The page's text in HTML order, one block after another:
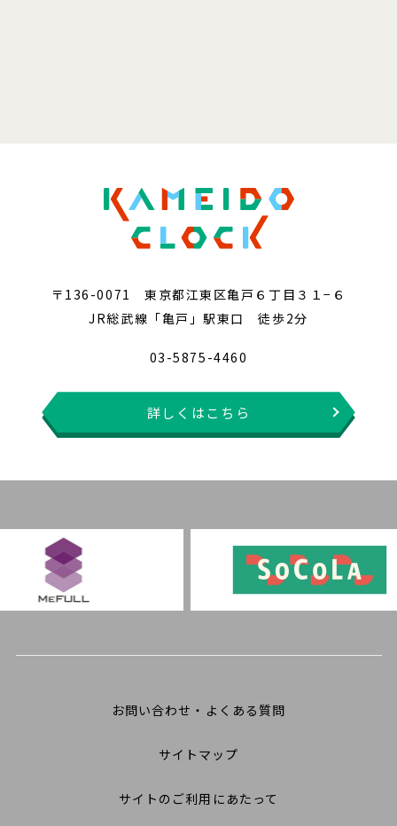
〒136-0071 東京都江東区亀戸６丁目３１−６
JR総武線「亀戸」駅東口 徒歩2分
03-5875-4460
詳しくはこちら
お問い合わせ・よくある質問
サイトマップ
サイトのご利用にあたって